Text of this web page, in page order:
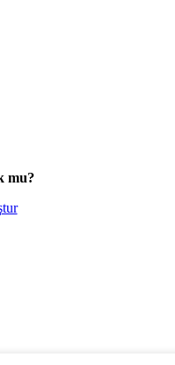
mu?